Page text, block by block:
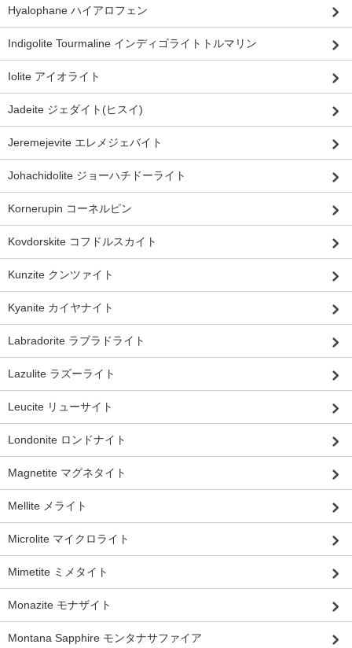
Hyalophane ハイアロフェン
Indigolite Tourmaline インディゴライトトルマリン
Iolite アイオライト
Jadeite ジェダイト(ヒスイ)
Jeremejevite エレメジェバイト
Johachidolite ジョーハチドーライト
Kornerupin コーネルピン
Kovdorskite コフドルスカイト
Kunzite クンツァイト
Kyanite カイヤナイト
Labradorite ラブラドライト
Lazulite ラズーライト
Leucite リューサイト
Londonite ロンドナイト
Magnetite マグネタイト
Mellite メライト
Microlite マイクロライト
Mimetite ミメタイト
Monazite モナザイト
Montana Sapphire モンタナサファイア